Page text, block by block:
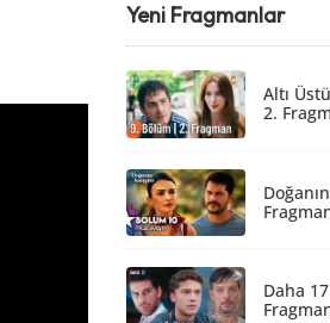
Yeni Fragmanlar
Altı
2.
Daha